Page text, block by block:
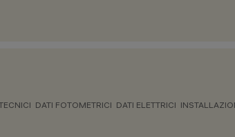
DATI FOTOMETRICI DATI ELETTRICI